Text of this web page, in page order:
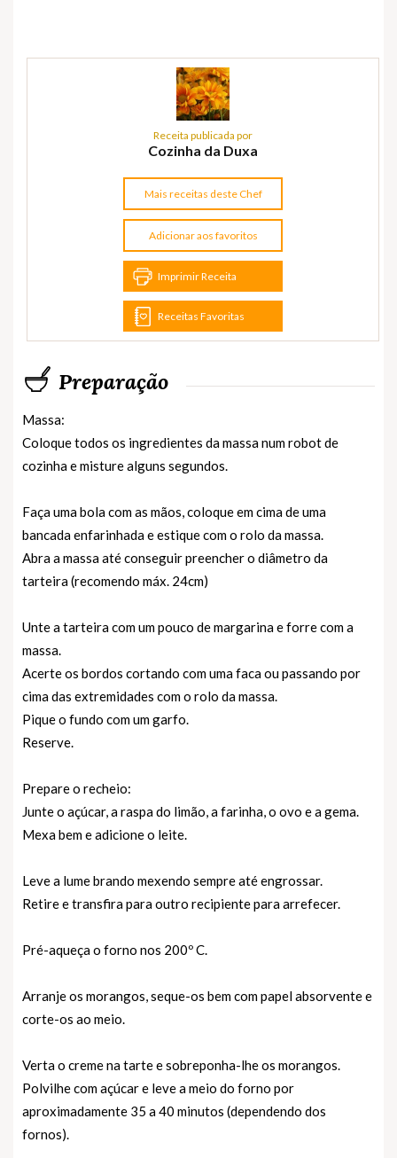
Receita publicada por
Cozinha da Duxa
Mais receitas deste Chef
Adicionar aos favoritos
Imprimir Receita
Receitas Favoritas
Preparação
Massa:
Coloque todos os ingredientes da massa num robot de
cozinha e misture alguns segundos.
Faça uma bola com as mãos, coloque em cima de uma
bancada enfarinhada e estique com o rolo da massa.
Abra a massa até conseguir preencher o diâmetro da
tarteira (recomendo máx. 24cm)
Unte a tarteira com um pouco de margarina e forre com a
massa.
Acerte os bordos cortando com uma faca ou passando por
cima das extremidades com o rolo da massa.
Pique o fundo com um garfo.
Reserve.
Prepare o recheio:
Junte o açúcar, a raspa do limão, a farinha, o ovo e a gema.
Mexa bem e adicione o leite.
Leve a lume brando mexendo sempre até engrossar.
Retire e transfira para outro recipiente para arrefecer.
Pré-aqueça o forno nos 200º C.
Arranje os morangos, seque-os bem com papel absorvente e
corte-os ao meio.
Verta o creme na tarte e sobreponha-lhe os morangos.
Polvilhe com açúcar e leve a meio do forno por
aproximadamente 35 a 40 minutos (dependendo dos
fornos).